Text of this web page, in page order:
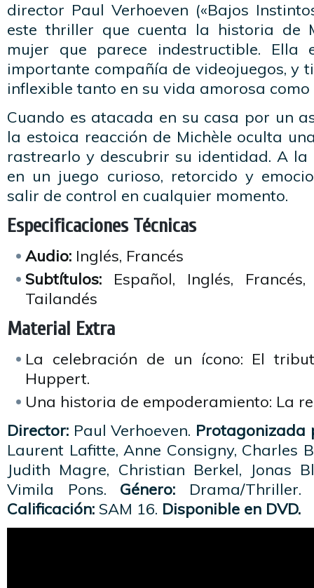
director Paul Verhoeven («Bajos
este thriller que cuenta la historia de
mujer que parece indestructible. Ella
importante compañía de videojuegos, y
inflexible tanto en su vida amorosa como
Cuando es atacada en su casa por un
la estoica reacción de Michèle oculta
rastrearlo y descubrir su identidad. A la
en un juego curioso, retorcido y
salir de control en cualquier momento.
Especificaciones Técnicas
Audio: Inglés, Francés
Subtítulos: Español, Inglés,
Tailandés
Material Extra
La celebración de un ícono: El
Huppert.
Una historia de empoderamiento: La
Director: Paul Verhoeven. Protagonizada
Laurent Lafitte, Anne Consigny, Charles
Judith Magre, Christian Berkel, Jonas
Vimila Pons. Género: Drama/Thriller.
Calificación: SAM 16. Disponible en DVD.